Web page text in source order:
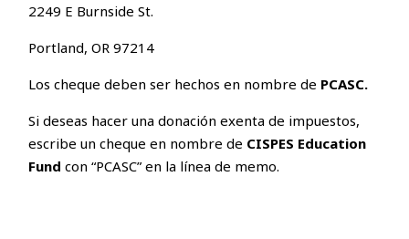
2249 E Burnside St.
Portland, OR 97214
Los cheque deben ser hechos en nombre de PCASC.
Si deseas hacer una donación exenta de impuestos,
escribe un cheque en nombre de CISPES Education
Fund con “PCASC” en la línea de memo.